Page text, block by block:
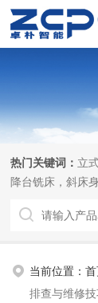
热门关键词： 立
降台铣床，斜床
当前位置：
排查与维修技